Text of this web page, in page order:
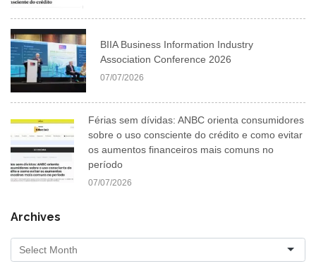
BIIA Business Information Industry
Association Conference 2026
07/07/2026
Férias sem dívidas: ANBC orienta consumidores
sobre o uso consciente do crédito e como evitar
os aumentos financeiros mais comuns no
período
07/07/2026
Archives